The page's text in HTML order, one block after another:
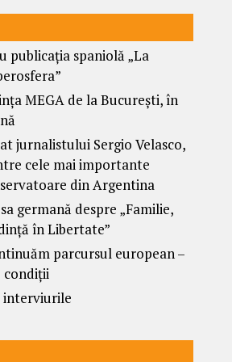
publicația spaniolă „La
MEGA de la București, în
jurnalistului Sergio Velasco,
cele mai importante
din Argentina
germană despre „Familie,
în Libertate”
parcursul european –
condiții
interviurile